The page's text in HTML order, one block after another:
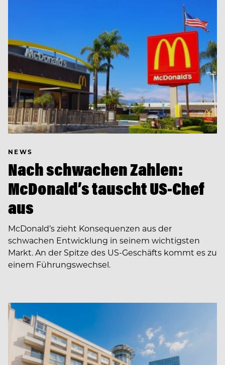
NEWS
Nach schwachen Zahlen:
McDonald’s tauscht US-Chef
aus
McDonald’s zieht Konsequenzen aus der
schwachen Entwicklung in seinem wichtigsten
Markt. An der Spitze des US-Geschäfts kommt es zu
einem Führungswechsel.